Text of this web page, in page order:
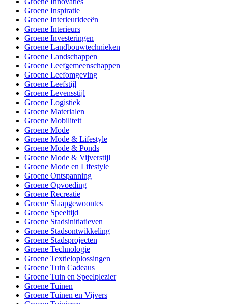
Groene Inspiratie
Groene Interieurideeën
Groene Interieurs
Groene Investeringen
Groene Landbouwtechnieken
Groene Landschappen
Groene Leefgemeenschappen
Groene Leefomgeving
Groene Leefstijl
Groene Levensstijl
Groene Logistiek
Groene Materialen
Groene Mobiliteit
Groene Mode
Groene Mode & Lifestyle
Groene Mode & Ponds
Groene Mode & Vijverstijl
Groene Mode en Lifestyle
Groene Ontspanning
Groene Opvoeding
Groene Recreatie
Groene Slaapgewoontes
Groene Speeltijd
Groene Stadsinitiatieven
Groene Stadsontwikkeling
Groene Stadsprojecten
Groene Technologie
Groene Textieloplossingen
Groene Tuin Cadeaus
Groene Tuin en Speelplezier
Groene Tuinen
Groene Tuinen en Vijvers